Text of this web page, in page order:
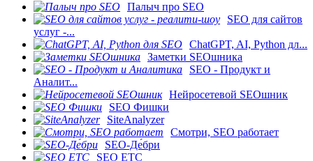
Палыч про SEO
SEO для сайтов
услуг -...
ChatGPT, AI, Python дл...
Заметки SEOшника
SEO - Продукт и
Аналит...
Нейросетевой SEOшник
SEO Фишки
SiteAnalyzer
Смотри, SEO работает
SEO-Де́бри
SEO ETC